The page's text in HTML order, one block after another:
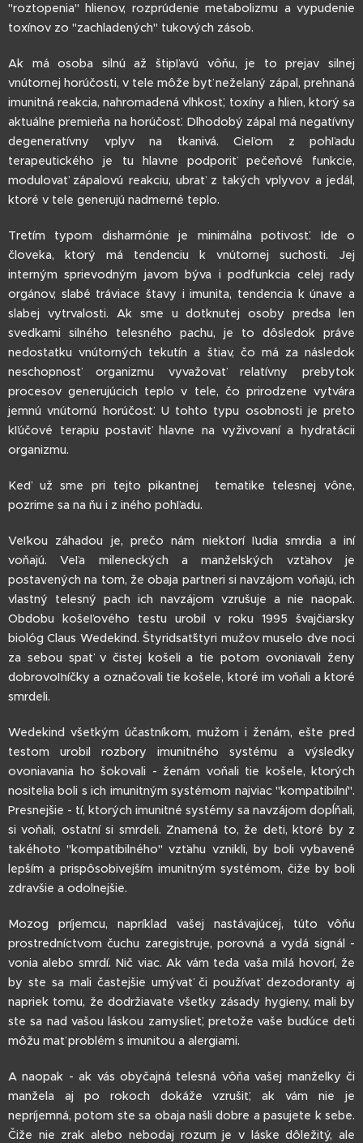
"roztopenia" hlienov, rozprúdenie metabolizmu a vypudenie
toxínov zo "zachladených" tukových zásob.
Ak má osoba silnú až štipľavú vôňu, je to prejav silnej
vnútornej horúčosti, v tele môže byť neželaný zápal, prehnaná
imunitná reakcia, nahromadená vlhkosť, toxíny a hlien, ktorý sa
aktuálne premieňa na horúčosť. Dlhodobý zápal má negatívny
degeneratívny vplyv na tkanivá. Cieľom z pohľadu
terapeutického je tu hlavne podporiť pečeňové funkcie,
modulovať zápalovú reakciu, ubrať z takých vplyvov a jedál,
ktoré v tele generujú nadmerné teplo.
Tretím typom disharmónie je minimálna potivosť. Ide o
človeka, ktorý má tendenciu k vnútornej suchosti. Jej
interným sprievodným javom býva i podfunkcia celej rady
orgánov, slabé tráviace štavy i imunita, tendencia k únave a
slabej vytrvalosti. Ak sme u dotknutej osoby predsa len
svedkami silného telesného pachu, je to dôsledok práve
nedostatku vnútorných tekutín a štiav, čo má za následok
neschopnosť organizmu vyvažovať relatívny prebytok
procesov generujúcich teplo v tele, čo prirodzene vytvára
jemnú vnútornú horúčosť. U tohto typu osobnosti je preto
kľúčové terapiu postaviť hlavne na vyživovaní a hydratácii
organizmu.
Keď už sme pri tejto pikantnej tematike telesnej vône,
pozrime sa na ňu i z iného pohľadu.
Veľkou záhadou je, prečo nám niektorí ľudia smrdia a iní
voňajú. Veľa mileneckých a manželských vzťahov je
postavených na tom, že obaja partneri si navzájom voňajú, ich
vlastný telesný pach ich navzájom vzrušuje a nie naopak.
Obdobu košeľového testu urobil v roku 1995 švajčiarsky
biológ Claus Wedekind. Štyridsaťštyri mužov muselo dve noci
za sebou spať v čistej košeli a tie potom ovoniavali ženy
dobrovoľníčky a označovali tie košele, ktoré im voňali a ktoré
smrdeli.
Wedekind všetkým účastníkom, mužom i ženám, ešte pred
testom urobil rozbory imunitného systému a výsledky
ovoniavania ho šokovali - ženám voňali tie košele, ktorých
nositelia boli s ich imunitným systémom najviac "kompatibilní".
Presnejšie - tí, ktorých imunitné systémy sa navzájom dopĺňali,
si voňali, ostatní si smrdeli. Znamená to, že deti, ktoré by z
takéhoto "kompatibilného" vzťahu vznikli, by boli vybavené
lepším a prispôsobivejším imunitným systémom, čiže by boli
zdravšie a odolnejšie.
Mozog príjemcu, napríklad vašej nastávajúcej, túto vôňu
prostredníctvom čuchu zaregistruje, porovná a vydá signál -
vonia alebo smrdí. Nič viac. Ak vám teda vaša milá hovorí, že
by ste sa mali častejšie umývať či používať dezodoranty aj
napriek tomu, že dodržiavate všetky zásady hygieny, mali by
ste sa nad vašou láskou zamyslieť, pretože vaše budúce deti
môžu mať problém s imunitou a alergiami.
A naopak - ak vás obyčajná telesná vôňa vašej manželky či
manžela aj po rokoch dokáže vzrušiť, ak vám nie je
nepríjemná, potom ste sa obaja našli dobre a pasujete k sebe.
Čiže nie zrak alebo nebodaj rozum je v láske dôležitý, ale